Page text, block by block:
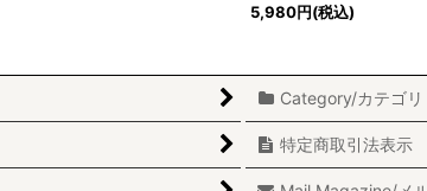
5,980円(税込)
Category/カテゴリ
特定商取引法表示